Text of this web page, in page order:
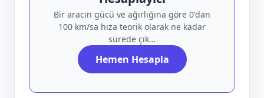
Bir aracın gücü ve ağırlığına göre 0'dan
100 km/sa hıza teorik olarak ne kadar
sürede çık…
Hemen Hesapla